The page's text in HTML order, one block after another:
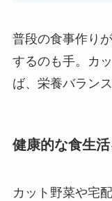
普段の食事作り
するのも手。カ
ば、栄養バラン
健康的な食生
カット野菜や宅